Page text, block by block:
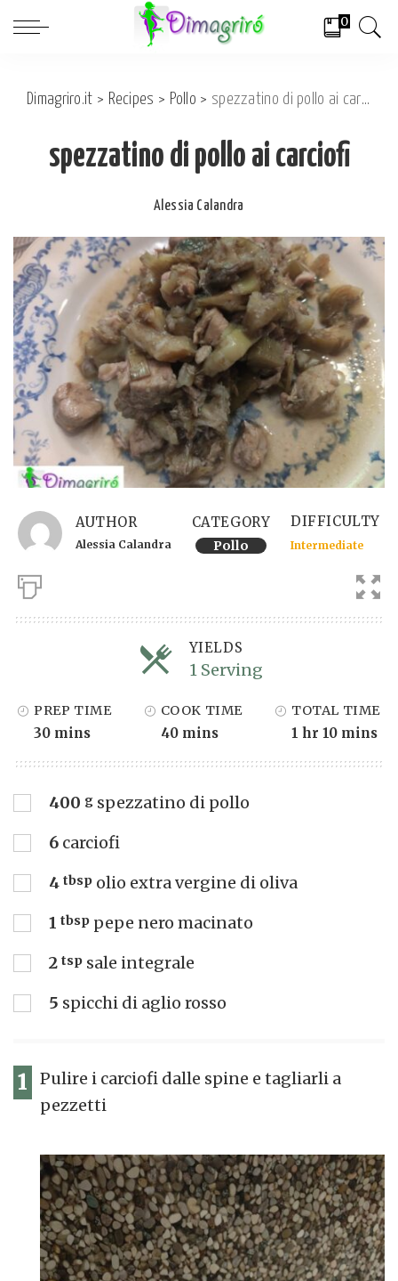
0
Dimagriro.it > Recipes > Pollo > spezzatino di pollo ai carciofi
spezzatino di pollo ai carciofi
Posted
Alessia Calandra
AUTHOR
Alessia Calandra
CATEGORY
Pollo
DIFFICULTY
Intermediate
YIELDS
1 ServingServings
PREP TIME
30 mins
COOK TIME
40 mins
TOTAL TIME
1 hr 10 mins
400 g spezzatino di pollo
6 carciofi
4 tbsp olio extra vergine di oliva
1 tbsp pepe nero macinato
2 tsp sale integrale
5 spicchi di aglio rosso
1
Pulire i carciofi dalle spine e tagliarli a
pezzetti